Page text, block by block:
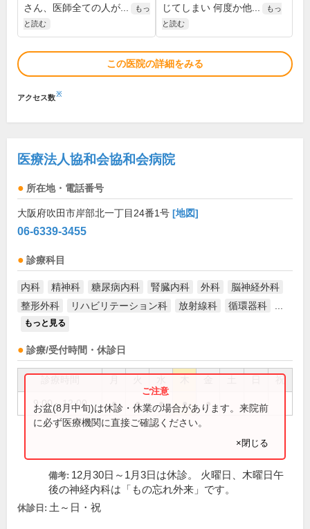
さん、医師全ての人が...
もっ
と読む
じてしまい 何度か他...
もっ
と読む
この医院の詳細をみる
アクセス数※
医療法人協和会協和会病院
所在地・電話番号
大阪府吹田市岸部北一丁目24番1号 [地図]
06-6339-3455
診療科目
内科 精神科 糖尿病内科 腎臓内科 外科
脳神経外科
整形外科
リハビリテーション科 放射線科 循環器科
もっと見る
診療/受付時間・休診日
祝
9:00～12:00 ● ● ● ● ●
お盆(8月中旬)は休診・休業の場合があります。来院前
に必ず医療機関に直接ご確認ください。
×閉じる
備考: 12月30日～1月3日は休診。 火曜日、木曜日午
後の神経内科は「もの忘れ外来」です。
休診日: 土～日・祝